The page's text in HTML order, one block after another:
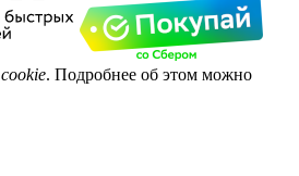
cookie. Подробнее об этом можно